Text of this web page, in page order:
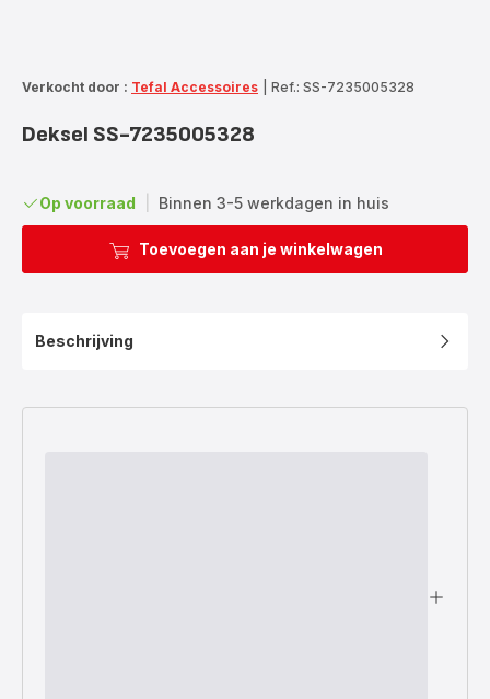
Verkocht door : Tefal Accessoires Ref.: SS-7235005328
Deksel SS-7235005328
Op voorraad Binnen 3-5 werkdagen in huis
Toevoegen aan je winkelwagen
Beschrijving